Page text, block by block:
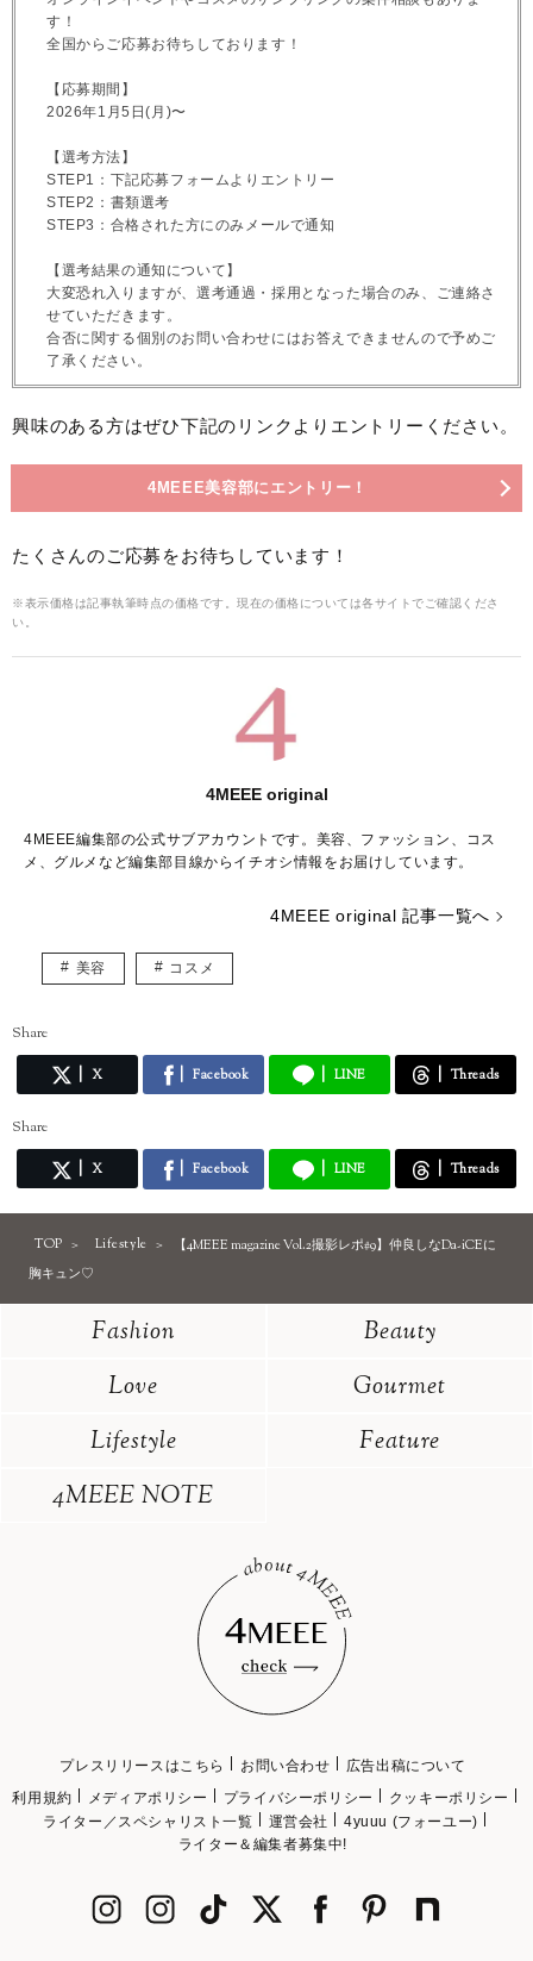
す！
全国からご応募お待ちしております！
【応募期間】
2026年1月5日(月)〜
【選考方法】
STEP1：下記応募フォームよりエントリー
STEP2：書類選考
STEP3：合格された方にのみメールで通知
【選考結果の通知について】
大変恐れ入りますが、選考通過・採用となった場合のみ、ご連絡さ
せていただきます。
合否に関する個別のお問い合わせにはお答えできませんので予めご
了承ください。
興味のある方はぜひ下記のリンクよりエントリーください。
4MEEE美容部にエントリー！
たくさんのご応募をお待ちしています！
※表示価格は記事執筆時点の価格です。現在の価格については各サイトでご確認くださ
い。
4MEEE original
4MEEE編集部の公式サブアカウントです。美容、ファッション、コス
メ、グルメなど編集部目線からイチオシ情報をお届けしています。
4MEEE original 記事一覧へ
美容 コスメ
Share
X Facebook LINE Threads
Share
X Facebook LINE Threads
TOP Lifestyle
【4MEEE magazine Vol.2撮影レポ#9】仲良しなDa-iCEに
胸キュン♡
Fashion
Beauty
Love
Gourmet
Lifestyle
Feature
4MEEE NOTE
プレスリリースはこちら お問い合わせ
広告出稿について
利用規約
メディアポリシー プライバシーポリシー
クッキーポリシー
ライター／スペシャリスト一覧
運営会社
4yuuu (フォーユー)
ライター＆編集者募集中!